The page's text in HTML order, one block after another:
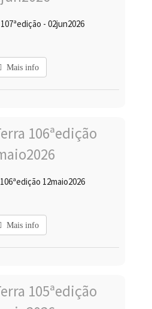
- 02jun2026
Mais info
12maio2026
Mais info